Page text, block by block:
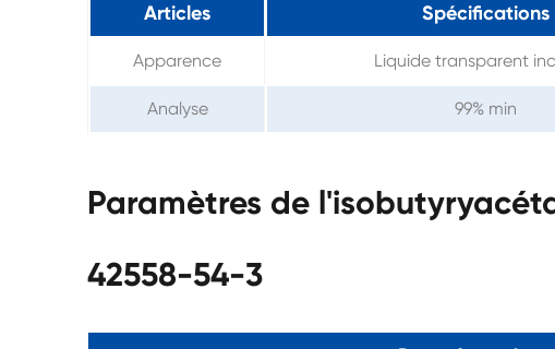
Articles Spécifications
Apparence Liquide transparent
Analyse 99% min
Paramètres de
42558-54-3